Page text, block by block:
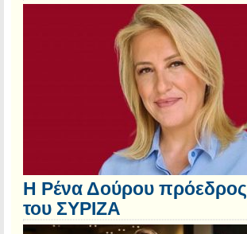
Η Ρένα Δούρου πρόεδρος
του ΣΥΡΙΖΑ